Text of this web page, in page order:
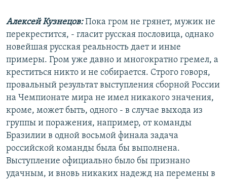
Алексей Кузнецов:Пока гром не грянет, мужик не
перекрестится, - гласит русская пословица, однако
новейшая русская реальность дает и иные
примеры. Гром уже давно и многократно гремел, а
креститься никто и не собирается. Строго говоря,
провальный результат выступления сборной России
на Чемпионате мира не имел никакого значения,
кроме, может быть, одного - в случае выхода из
группы и поражения, например, от команды
Бразилии в одной восьмой финала задача
российской команды была бы выполнена.
Выступление официально было бы признано
удачным, и вновь никаких надежд на перемены в